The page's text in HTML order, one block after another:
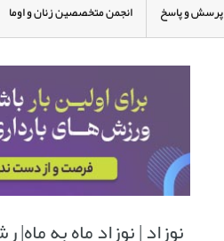
پرسش و پاسخ انجمن متخصصین زنان و اوما
نوزاد | نوزاد ماه به ماه|